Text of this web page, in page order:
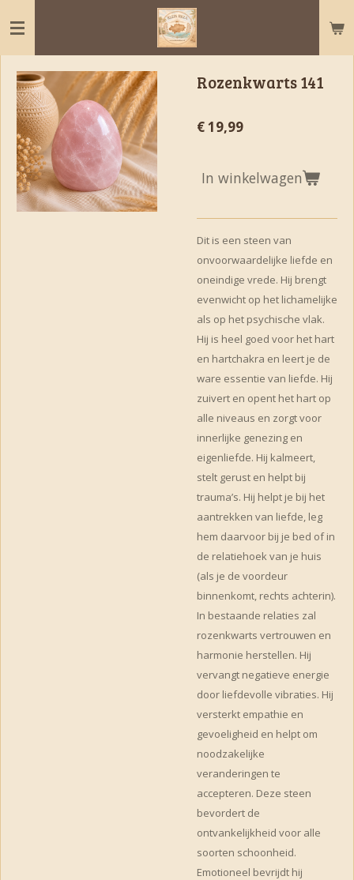
direct
naar
de
hoofdinhoud
Rozenkwarts 141
€ 19,99
In winkelwagen
Dit is een steen van
onvoorwaardelijke liefde en
oneindige vrede. Hij brengt
evenwicht op het lichamelijke
als op het psychische vlak.
Hij is heel goed voor het hart
en hartchakra en leert je de
ware essentie van liefde. Hij
zuivert en opent het hart op
alle niveaus en zorgt voor
innerlijke genezing en
eigenliefde. Hij kalmeert,
stelt gerust en helpt bij
trauma’s. Hij helpt je bij het
aantrekken van liefde, leg
hem daarvoor bij je bed of in
de relatiehoek van je huis
(als je de voordeur
binnenkomt, rechts achterin).
In bestaande relaties zal
rozenkwarts vertrouwen en
harmonie herstellen. Hij
vervangt negatieve energie
door liefdevolle vibraties. Hij
versterkt empathie en
gevoeligheid en helpt om
noodzakelijke
veranderingen te
accepteren. Deze steen
bevordert de
ontvankelijkheid voor alle
soorten schoonheid.
Emotioneel bevrijdt hij